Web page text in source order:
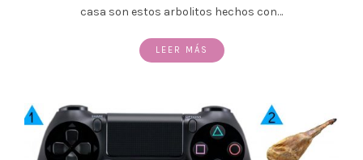
casa son estos arbolitos hechos con…
LEER MÁS